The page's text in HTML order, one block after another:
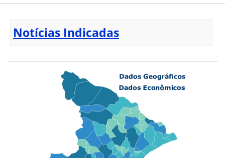
Notícias Indicadas